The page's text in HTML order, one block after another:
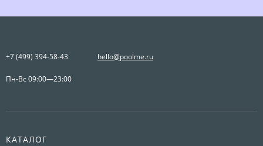
+7 (499) 394-58-43 hello@poolme.ru
Пн-Вс 09:00—23:00
КАТАЛОГ